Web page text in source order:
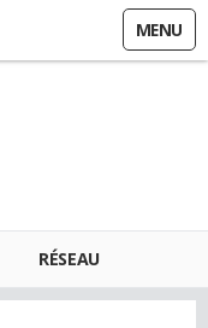
MENU
RÉSEAU